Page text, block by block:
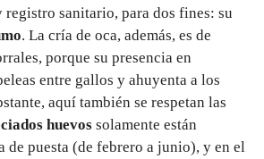
registro sanitario, para dos fines: su
. La cría de oca, además, es de
porque su presencia en
entre gallos y ahuyenta a los
aquí también se respetan las
huevos solamente están
de puesta (de febrero a junio), y en el